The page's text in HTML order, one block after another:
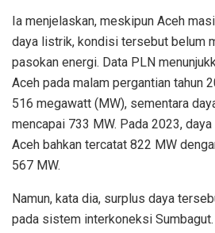
Ia menjelaskan, meskipun Aceh
daya listrik, kondisi tersebut belum
pasokan energi. Data PLN
Aceh pada malam pergantian tahun
516 megawatt (MW), sementara
mencapai 733 MW. Pada 2023,
Aceh bahkan tercatat 822 MW
567 MW.
Namun, kata dia, surplus daya
pada sistem interkoneksi